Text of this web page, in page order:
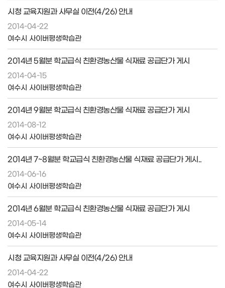
시청 교육지원과 사무실 이전(4/26) 안내
2014-04-22
여수시 사이버평생학습관
2014년 5월분 학교급식 친환경농산물 식재료 공급단가 게시
2014-04-15
여수시 사이버평생학습관
2014년 9월분 학교급식 친환경농산물 식재료 공급단가 게시
2014-08-12
여수시 사이버평생학습관
2014년 7~8월분 학교급식 친환경농산물 식재료 공급단가 게시..
2014-06-16
여수시 사이버평생학습관
2014년 6월분 학교급식 친환경농산물 식재료 공급단가 게시
2014-05-14
여수시 사이버평생학습관
시청 교육지원과 사무실 이전(4/26) 안내
2014-04-22
여수시 사이버평생학습관